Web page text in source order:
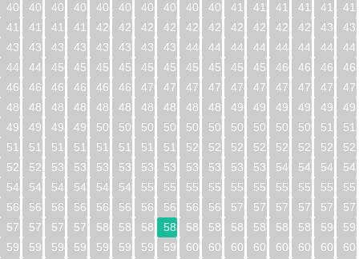
400
401 402 403 404 405 406 407 408 409 410 411 412 413 414
416
417 418 419 420 421 422 423 424 425 426 427 428 429 430
432
433 434 435 436 437 438 439 440 441 442 443 444 445 446
448
449 450 451 452 453 454 455 456 457 458 459 460 461 462
464
465 466 467 468 469 470 471 472 473 474 475 476 477 478
480
481 482 483 484 485 486 487 488 489 490 491 492 493 494
496
497 498 499 500 501 502 503 504 505 506 507 508 509 510
512
513 514 515 516 517 518 519 520 521 522 523 524 525 526
528
529 530 531 532 533 534 535 536 537 538 539 540 541 542
544
545 546 547 548 549 550 551 552 553 554 555 556 557 558
560
561 562 563 564 565 566 567 568 569 570 571 572 573 574
576
577 578 579 580 581 582 583 584 585 586 587 588 589 590
592
593 594 595 596 597 598 599 600 601 602 603 604 605 606